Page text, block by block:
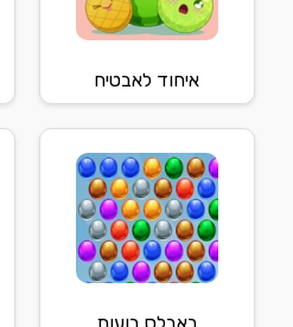
איחוד לאבטיח